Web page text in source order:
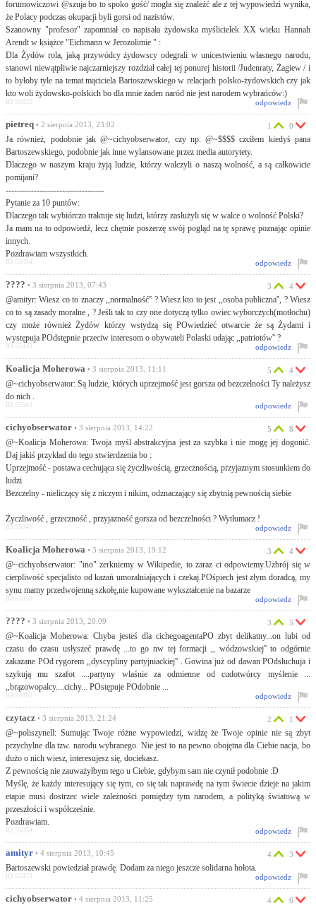
forumowiczowi @szuja bo to spoko gość/ mogła się znaleźć ale z tej wypowiedzi wynika,
że Polacy podczas okupacji byli gorsi od nazistów.
Szanowny "profesor" zapomniał co napisała żydowska myślicielek XX wieku Hannah
Arendt w książce "Eichmann w Jerozolimie " :
Dla Żydów rola, jaką przywódcy żydowscy odegrali w unicestwieniu własnego narodu,
stanowi niewątpliwie najczarniejszy rozdział całej tej ponurej historii /Judenraty, Żagiew / i
to byłoby tyle na temat mąciciela Bartoszewskiego w relacjach polsko-żydowskich czy jak
kto woli żydowsko-polskich bo dla mnie żaden naród nie jest narodem wybrańców:)
odpowiedz
ID:55032
pietreq • 2 sierpnia 2013, 23:02
Ja również, podobnie jak @~cichyobserwator, czy np. @~$$$$ czciłem kiedyś pana
Bartoszewskiego, podobnie jak inne wylansowane przez media autorytety.
Dlaczego w naszym kraju żyją ludzie, którzy walczyli o naszą wolność, a są całkowicie
pomijani?
-----------------------------------
Pytanie za 10 puntów:
Dlaczego tak wybiórczo traktuje się ludzi, którzy zasłużyli się w walce o wolność Polski?
Ja mam na to odpowiedź, lecz chętnie poszerzę swój pogląd na tę sprawę poznając opinie
innych.
Pozdrawiam wszystkich.
1 0
odpowiedz
ID:55034
???? • 3 sierpnia 2013, 07:43
@amityr: Wiesz co to znaczy ,,normalność'' ? Wiesz kto to jest ,,osoba publiczna'', ? Wiesz
co to są zasady moralne , ? Jeśli tak to czy one dotyczą tylko owiec wyborczych(motłochu)
czy może również Żydów którzy wstydzą się POwiedzieć otwarcie że są Żydami i
występuja POdstępnie przeciw interesom o obywateli Polaski udając ,,patriotów'' ?
3 4
odpowiedz
ID:55038
Koalicja Moherowa • 3 sierpnia 2013, 11:11
@~cichyobserwator: Są ludzie, których uprzejmość jest gorsza od bezczelności Ty należysz
do nich .
5 4
odpowiedz
ID:55043
cichyobserwator • 3 sierpnia 2013, 14:22
@~Koalicja Moherowa: Twoja myśl abstrakcyjna jest za szybka i nie mogę jej dogonić.
Daj jakiś przykład do tego stwierdzenia bo :
Uprzejmość - postawa cechująca się życzliwością, grzecznością, przyjaznym stosunkiem do
ludzi
Bezczelny - nieliczący się z niczym i nikim, odznaczający się zbytnią pewnością siebie
Życzliwość , grzeczność , przyjazność gorsza od bezczelności ? Wytłumacz !
5 8
odpowiedz
ID:55046
Koalicja Moherowa • 3 sierpnia 2013, 19:12
@~cichyobserwator: "ino" zerkniemy w Wikipedie, to zaraz ci odpowiemy.Uzbrój się w
cierpliwość specjalisto od kazań umoralniających i czekaj.POśpiech jest złym doradcą, my
synu mamy przedwojenną szkołę,nie kupowane wykształcenie na bazarze
3 4
odpowiedz
ID:55050
???? • 3 sierpnia 2013, 20:09
@~Koalicja Moherowa: Chyba jesteś dla cichegoagentaPO zbyt delikatny...on lubi od
czasu do czasu usłyszeć prawdę ...to go nw tej formacji ,, wódzowskiej'' to odgórnie
zakazane POd rygorem ,,dyscypliny partyjniackiej'' . Gowina już od dawan POdsłuchuja i
szykują mu szafot ....partyny wlaśnie za odmienne od cudotwórcy myślenie ...
,,brązowopalcy....cichy... POstępuje POdobnie ...
3 5
odpowiedz
ID:55052
czytacz • 3 sierpnia 2013, 21:24
@~poliszynell: Sumując Twoje różne wypowiedzi, widzę że Twoje opinie nie są zbyt
przychylne dla tzw. narodu wybranego. Nie jest to na pewno obojętna dla Ciebie nacja, bo
dużo o nich wiesz, interesujesz się, dociekasz.
Z pewnością nie zauważyłbym tego u Ciebie, gdybym sam nie czynił podobnie :D
Myślę, że każdy interesujący się tym, co się tak naprawdę na tym świecie dzieje na jakim
etapie musi dostrzec wiele zależności pomiędzy tym narodem, a polityką światową w
przeszłości i współcześnie.
Pozdrawiam.
2 1
odpowiedz
ID:55054
amityr • 4 sierpnia 2013, 10:45
Bartoszewski powiedział prawdę. Dodam za niego jeszcze solidarna hołota.
4 3
odpowiedz
ID:55073
cichyobserwator • 4 sierpnia 2013, 11:25 4 6